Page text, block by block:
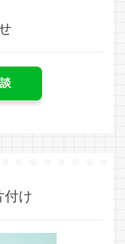
付け